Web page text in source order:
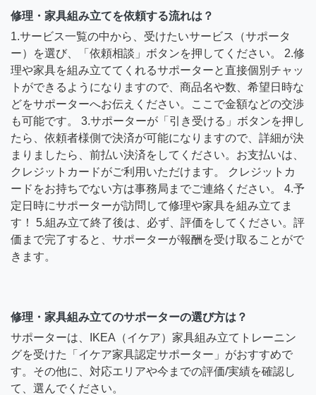
修理・家具組み立てを依頼する流れは？
1.サービス一覧の中から、受けたいサービス（サポータ
ー）を選び、「依頼相談」ボタンを押してください。 2.修
理や家具を組み立ててくれるサポーターと直接個別チャッ
トができるようになりますので、商品名や数、希望日時な
どをサポーターへお伝えください。ここで金額などの交渉
も可能です。 3.サポーターが「引き受ける」ボタンを押し
たら、依頼者様側で決済が可能になりますので、詳細が決
まりましたら、前払い決済をしてください。お支払いは、
クレジットカードがご利用いただけます。 クレジットカ
ードをお持ちでない方は事務局までご連絡ください。 4.予
定日時にサポーターが訪問して修理や家具を組み立てま
す！ 5.組み立て終了後は、必ず、評価をしてください。評
価まで完了すると、サポーターが報酬を受け取ることがで
きます。
修理・家具組み立てのサポーターの選び方は？
サポーターは、IKEA（イケア）家具組み立てトレーニン
グを受けた「イケア家具認定サポーター」がおすすめで
す。その他に、対応エリアや今までの評価/実績を確認し
て、選んでください。